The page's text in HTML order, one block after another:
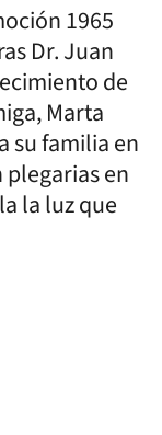
1965
Dr. Juan
de
Marta
su familia en
en
la luz que